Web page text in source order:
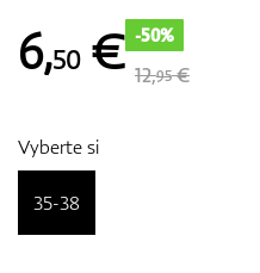
6,50€ -50%
12,95€
Vyberte si
35-38